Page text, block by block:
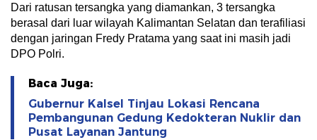
Dari ratusan tersangka yang diamankan, 3 tersangka
berasal dari luar wilayah Kalimantan Selatan dan terafiliasi
dengan jaringan Fredy Pratama yang saat ini masih jadi
DPO Polri.
Baca Juga:
Gubernur Kalsel Tinjau Lokasi Rencana
Pembangunan Gedung Kedokteran Nuklir dan
Pusat Layanan Jantung